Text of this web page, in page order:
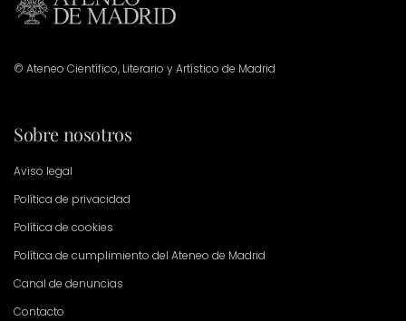
© Ateneo Científico, Literario y Artístico de Madrid
Sobre nosotros
Aviso legal
Política de privacidad
Política de cookies
Política de cumplimiento del Ateneo de Madrid
Canal de denuncias
Contacto